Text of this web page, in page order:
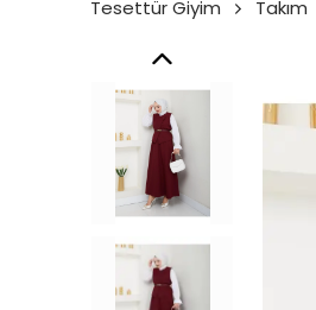
Tesettür Giyim Takım